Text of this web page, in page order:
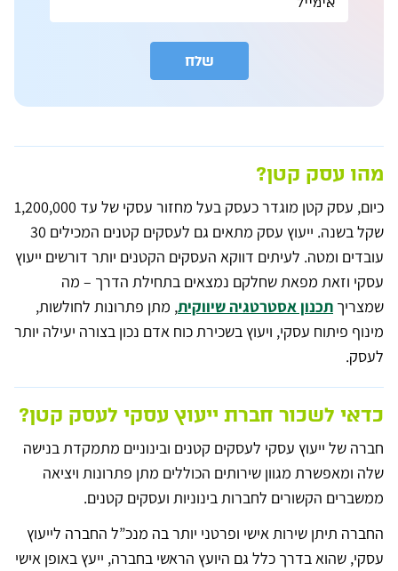
שלח
r
i
v
e
:
מהו עסק קטן?
כיום, עסק קטן מוגדר כעסק בעל מחזור עסקי של עד 1,200,000
שקל בשנה. ייעוץ עסק מתאים גם לעסקים קטנים המכילים 30
עובדים ומטה. לעיתים דווקא העסקים הקטנים יותר דורשים ייעוץ
עסקי וזאת מפאת שחלקם נמצאים בתחילת הדרך – מה
שמצריך תכנון אסטרטגיה שיווקית, מתן פתרונות לחולשות,
מינוף פיתוח עסקי, ויעוץ בשכירת כוח אדם נכון בצורה יעילה יותר
לעסק.
כדאי לשכור חברת ייעוץ עסקי לעסק קטן?
חברה של ייעוץ עסקי לעסקים קטנים ובינוניים מתמקדת בנישה
שלה ומאפשרת מגוון שירותים הכוללים מתן פתרונות ויציאה
ממשברים הקשורים לחברות בינוניות ועסקים קטנים.
החברה תיתן שירות אישי ופרטני יותר בה מנכ”ל החברה לייעוץ
עסקי, שהוא בדרך כלל גם היועץ הראשי בחברה, ייעץ באופן אישי